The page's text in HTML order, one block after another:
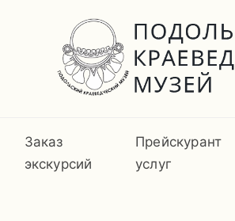
Заказ
экскурсий
Прейскурант
услуг